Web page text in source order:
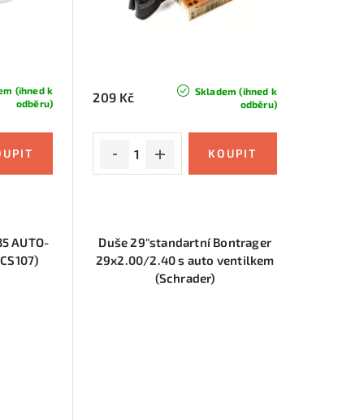
(ihned k
odběru)
Skladem (ihned k
odběru)
209 Kč
AUTO-
Duše 29"standartní Bontrager
29x2.00/2.40 s auto ventilkem
(Schrader)